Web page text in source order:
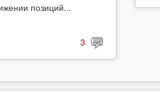
позиций...
3